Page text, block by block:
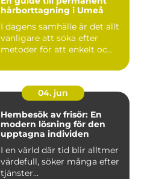
hårborttagning i Umeå
I dagens samhälle är det allt
vanligare att söka efter
metoder för att enkelt oc...
04. jun
Hembesök av frisör: En
modern lösning för den
upptagna individen
I en värld där tid blir alltmer
värdefull, söker många efter
tjänster...